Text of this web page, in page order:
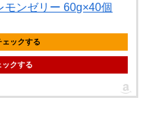
モンゼリー 60g×40個
ックする
ックする